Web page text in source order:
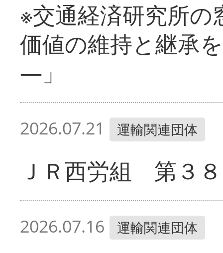
※交通経済研究所
価値の維持と継承
―」
2026.07.21 運輸関連団体
ＪＲ西労組 第３
2026.07.16 運輸関連団体